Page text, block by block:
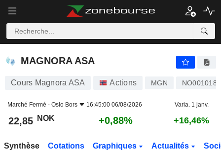
MAGNORA ASA
MAGNORA ASA
Cours Magnora ASA Actions MGN
Marché Fermé - Oslo Bors 16:45:00 06/08/2026 Varia. 1 janv.
22,85 NOK +0,88% +16,46%
Synthèse Cotations Graphiques Actualités